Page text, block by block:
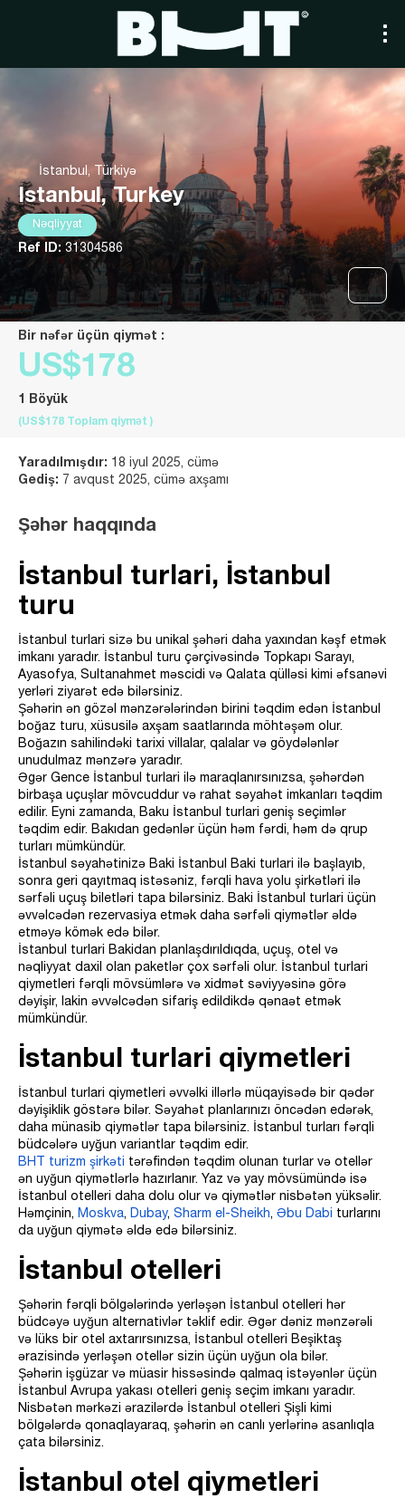
İstanbul, Türkiyə
Istanbul, Turkey
Nəqliyyat
Ref ID: 31304586
Bir nəfər üçün qiymət :
US$178
1 Böyük
(US$178 Toplam qiymət )
Yaradılmışdır: 18 iyul 2025, cümə
Gediş: 7 avqust 2025, cümə axşamı
Şəhər haqqında
İstanbul turlari, İstanbul
turu
İstanbul turlari sizə bu unikal şəhəri daha yaxından kəşf etmək
imkanı yaradır. İstanbul turu çərçivəsində Topkapı Sarayı,
Ayasofya, Sultanahmet məscidi və Qalata qülləsi kimi əfsanəvi
yerləri ziyarət edə bilərsiniz.
Şəhərin ən gözəl mənzərələrindən birini təqdim edən İstanbul
boğaz turu, xüsusilə axşam saatlarında möhtəşəm olur.
Boğazın sahilindəki tarixi villalar, qalalar və göydələnlər
unudulmaz mənzərə yaradır.
Əgər Gence İstanbul turlari ilə maraqlanırsınızsa, şəhərdən
birbaşa uçuşlar mövcuddur və rahat səyahət imkanları təqdim
edilir. Eyni zamanda, Baku İstanbul turlari geniş seçimlər
təqdim edir. Bakıdan gedənlər üçün həm fərdi, həm də qrup
turları mümkündür.
İstanbul səyahətinizə Baki İstanbul Baki turlari ilə başlayıb,
sonra geri qayıtmaq istəsəniz, fərqli hava yolu şirkətləri ilə
sərfəli uçuş biletləri tapa bilərsiniz. Baki İstanbul turlari üçün
əvvəlcədən rezervasiya etmək daha sərfəli qiymətlər əldə
etməyə kömək edə bilər.
İstanbul turlari Bakidan planlaşdırıldıqda, uçuş, otel və
nəqliyyat daxil olan paketlər çox sərfəli olur. İstanbul turlari
qiymetleri fərqli mövsümlərə və xidmət səviyyəsinə görə
dəyişir, lakin əvvəlcədən sifariş edildikdə qənaət etmək
mümkündür.
İstanbul turlari qiymetleri
İstanbul turlari qiymetleri əvvəlki illərlə müqayisədə bir qədər
dəyişiklik göstərə bilər. Səyahət planlarınızı öncədən edərək,
daha münasib qiymətlər tapa bilərsiniz. İstanbul turları fərqli
büdcələrə uyğun variantlar təqdim edir.
BHT turizm şirkəti tərəfindən təqdim olunan turlar və otellər
ən uyğun qiymətlərlə hazırlanır. Yaz və yay mövsümündə isə
İstanbul otelleri daha dolu olur və qiymətlər nisbətən yüksəlir.
Həmçinin, Moskva, Dubay, Sharm el-Sheikh, Əbu Dabi turlarını
da uyğun qiymətə əldə edə bilərsiniz.
İstanbul otelleri
Şəhərin fərqli bölgələrində yerləşən İstanbul otelleri hər
büdcəyə uyğun alternativlər təklif edir. Əgər dəniz mənzərəli
və lüks bir otel axtarırsınızsa, İstanbul otelleri Beşiktaş
ərazisində yerləşən otellər sizin üçün uyğun ola bilər.
Şəhərin işgüzar və müasir hissəsində qalmaq istəyənlər üçün
İstanbul Avrupa yakası otelleri geniş seçim imkanı yaradır.
Nisbətən mərkəzi ərazilərdə İstanbul otelleri Şişli kimi
bölgələrdə qonaqlayaraq, şəhərin ən canlı yerlərinə asanlıqla
çata bilərsiniz.
İstanbul otel qiymetleri